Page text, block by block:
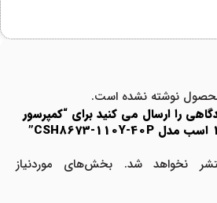
نوشته نشده است.
را ارسال می کنید برای “کمپرسور
نخواهد شد.
بخش‌های موردنیاز